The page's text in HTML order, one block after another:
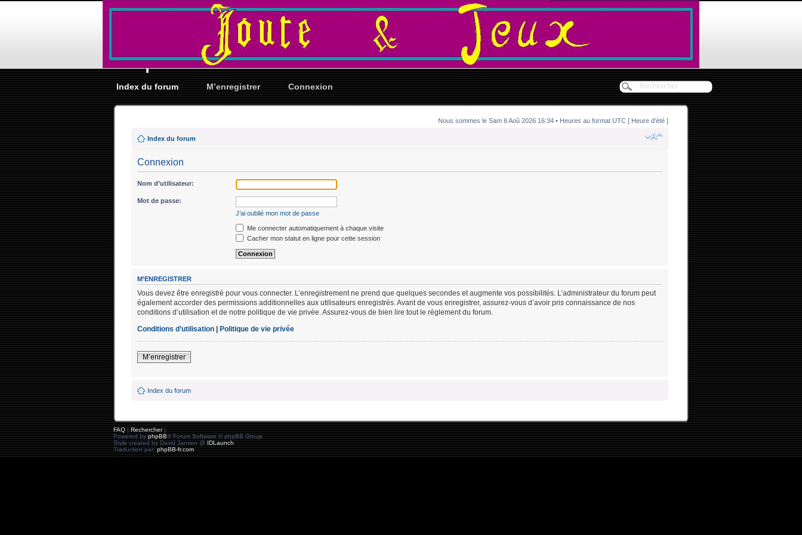
Index du forum M’enregistrer Connexion
Nous sommes le Sam 8 Aoû 2026 16:34 • Heures au format UTC [ Heure d’été ]
Index du forum
Connexion
Nom d’utilisateur:
Mot de passe:
J’ai oublié mon mot de passe
Me connecter automatiquement à chaque visite
Cacher mon statut en ligne pour cette session
M’ENREGISTRER
Vous devez être enregistré pour vous connecter. L’enregistrement ne prend que quelques secondes et augmente vos possibilités. L’administrateur du forum peut
également accorder des permissions additionnelles aux utilisateurs enregistrés. Avant de vous enregistrer, assurez-vous d’avoir pris connaissance de nos
conditions d’utilisation et de notre politique de vie privée. Assurez-vous de bien lire tout le règlement du forum.
Conditions d’utilisation | Politique de vie privée
M’enregistrer
Index du forum
FAQ|Rechercher|
Powered byphpBB® Forum Software © phpBB Group
Style created by David Jansen @IDLaunch
Traduction par:phpBB-fr.com